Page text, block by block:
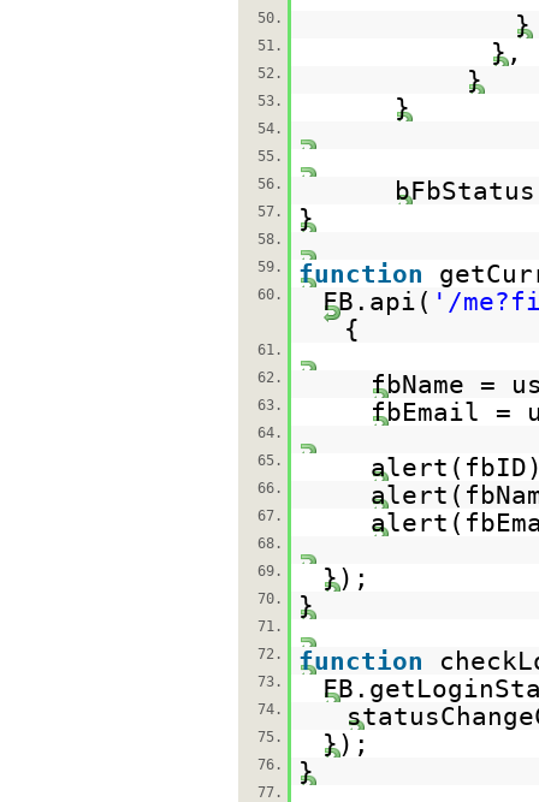
50. }
51. },
52. }
53. }
54.
55.
56.
57. }
58.
59.
function
60. FB.api( '/
{
61.
62.
fbName =
63. fbEmail =
64.
65.
66.
67.
68.
69.
});
70. }
71.
72.
function
73.
74.
75. });
76. }
77.